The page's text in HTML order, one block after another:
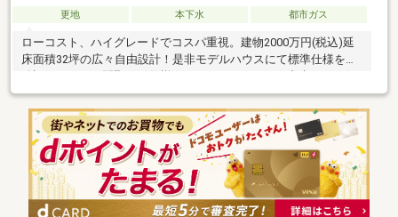
更地 本下水 都市ガス
ローコスト、ハイグレードでコスパ重視。建物2000万円(税込)延
床面積32坪の広々自由設計！是非モデルハウスにて標準仕様をご
格は抑えたい。弊社が全力で叶えます。間取りは何度でも変更可
能。仕様も柔軟にカスタマイズ可能です。各種補助金申請対応も
致します。■ご案内の流れモデルハウスご見学↓土地のご案内↓ご
来社後、諸費用込みの総額をご提示↓住宅ローンのご説明、ご提案
ご送迎、ご相談等、柔軟に対応いたします。0120390617まで、ま
ずはお気軽にお問い合わせください。